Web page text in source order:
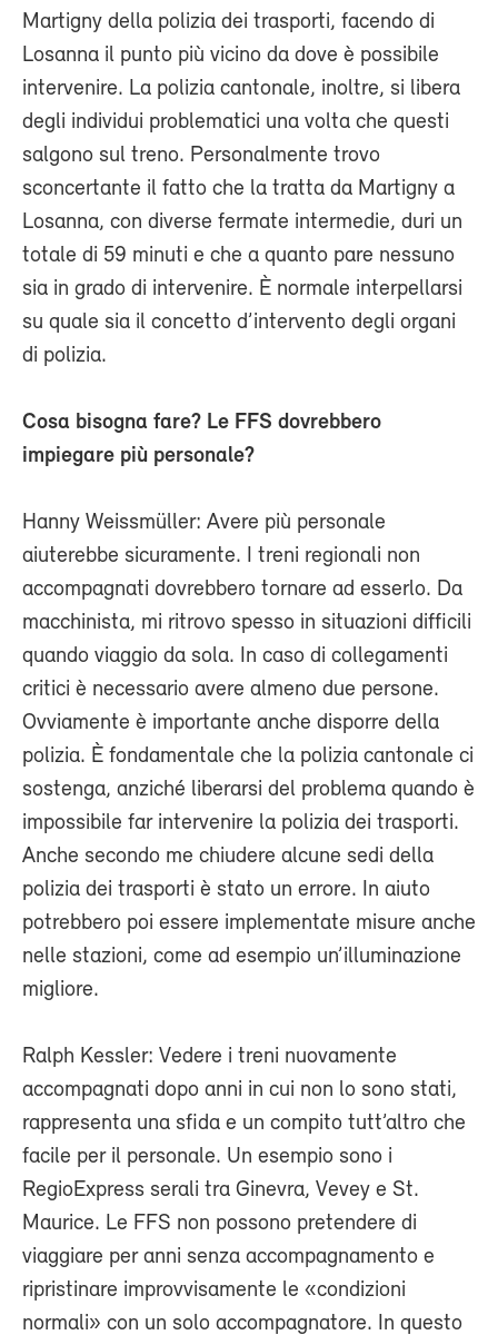
Martigny della polizia dei trasporti, facendo di
Losanna il punto più vicino da dove è possibile
intervenire. La polizia cantonale, inoltre, si libera
degli individui problematici una volta che questi
salgono sul treno. Personalmente trovo
sconcertante il fatto che la tratta da Martigny a
Losanna, con diverse fermate intermedie, duri un
totale di 59 minuti e che a quanto pare nessuno
sia in grado di intervenire. È normale interpellarsi
su quale sia il concetto d’intervento degli organi
di polizia.
Cosa bisogna fare? Le FFS dovrebbero
impiegare più personale?
Hanny Weissmüller: Avere più personale
aiuterebbe sicuramente. I treni regionali non
accompagnati dovrebbero tornare ad esserlo. Da
macchinista, mi ritrovo spesso in situazioni difficili
quando viaggio da sola. In caso di collegamenti
critici è necessario avere almeno due persone.
Ovviamente è importante anche disporre della
polizia. È fondamentale che la polizia cantonale ci
sostenga, anziché liberarsi del problema quando è
impossibile far intervenire la polizia dei trasporti.
Anche secondo me chiudere alcune sedi della
polizia dei trasporti è stato un errore. In aiuto
potrebbero poi essere implementate misure anche
nelle stazioni, come ad esempio un’illuminazione
migliore.
Ralph Kessler: Vedere i treni nuovamente
accompagnati dopo anni in cui non lo sono stati,
rappresenta una sfida e un compito tutt’altro che
facile per il personale. Un esempio sono i
RegioExpress serali tra Ginevra, Vevey e St.
Maurice. Le FFS non possono pretendere di
viaggiare per anni senza accompagnamento e
ripristinare improvvisamente le «condizioni
normali» con un solo accompagnatore. In questo